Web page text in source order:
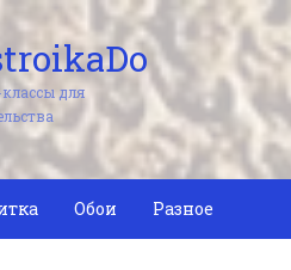
для
Обои Разное